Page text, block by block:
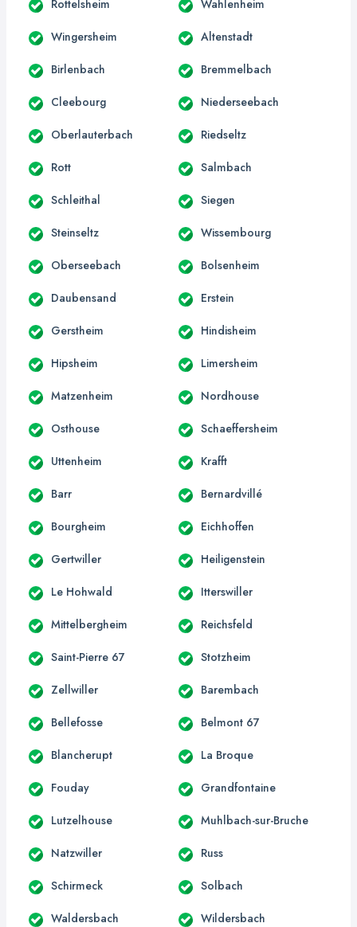
Rottelsheim Wahlenheim
Wingersheim Altenstadt
Birlenbach Bremmelbach
Cleebourg Niederseebach
Oberlauterbach Riedseltz
Rott Salmbach
Schleithal Siegen
Steinseltz Wissembourg
Oberseebach Bolsenheim
Daubensand Erstein
Gerstheim Hindisheim
Hipsheim Limersheim
Matzenheim Nordhouse
Osthouse Schaeffersheim
Uttenheim Krafft
Barr Bernardvillé
Bourgheim Eichhoffen
Gertwiller Heiligenstein
Le Hohwald Itterswiller
Mittelbergheim Reichsfeld
Saint-Pierre 67 Stotzheim
Zellwiller Barembach
Bellefosse Belmont 67
Blancherupt La Broque
Fouday Grandfontaine
Lutzelhouse Muhlbach-sur-Bruche
Natzwiller Russ
Schirmeck Solbach
Waldersbach Wildersbach